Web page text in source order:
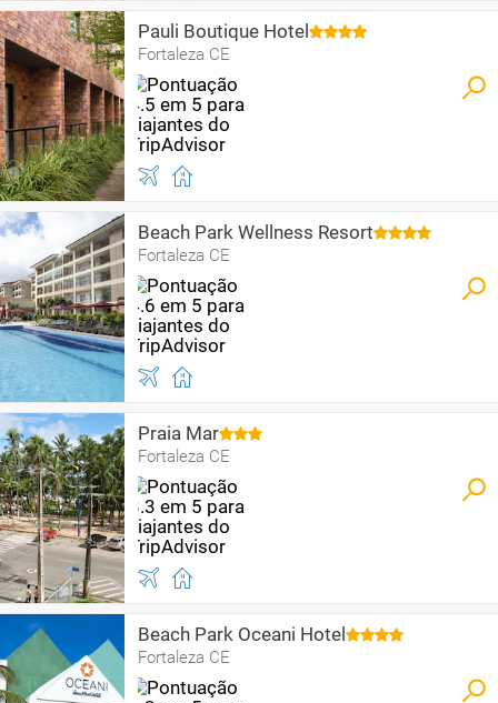
Pauli Boutique Hotel
Fortaleza CE
Beach Park Wellness Resort
Fortaleza CE
Praia Mar
Fortaleza CE
Beach Park Oceani Hotel
Fortaleza CE